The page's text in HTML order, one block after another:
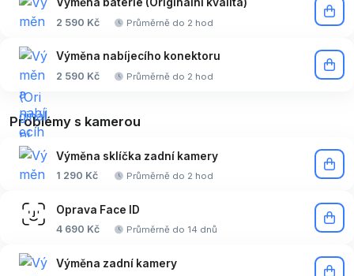
Výměna baterie (Originální kvalita)
2 590 Kč Průměrně do 2 hod
Výměna nabíjecího konektoru
2 590 Kč Průměrně do 2 hod
Problémy s kamerou
Výměna sklíčka zadní kamery
1 290 Kč Průměrně do 2 hod
Oprava Face ID
4 690 Kč Průměrně do 14 dnů
Výměna zadní kamery